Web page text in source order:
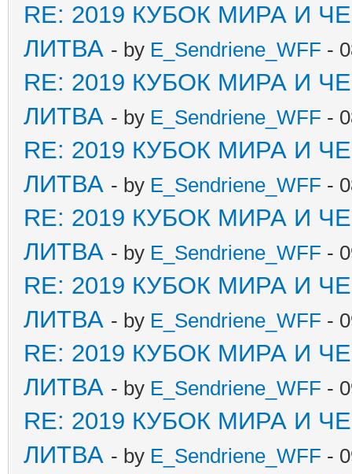
RE: 2019 КУБОК МИРА И
ЛИТВА - by E_Sendriene_WFF -
RE: 2019 КУБОК МИРА И
ЛИТВА - by E_Sendriene_WFF -
RE: 2019 КУБОК МИРА И
ЛИТВА - by E_Sendriene_WFF -
RE: 2019 КУБОК МИРА И
ЛИТВА - by E_Sendriene_WFF -
RE: 2019 КУБОК МИРА И
ЛИТВА - by E_Sendriene_WFF -
RE: 2019 КУБОК МИРА И
ЛИТВА - by E_Sendriene_WFF -
RE: 2019 КУБОК МИРА И
ЛИТВА - by E_Sendriene_WFF -